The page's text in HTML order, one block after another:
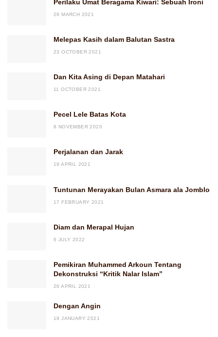
Perilaku Umat Beragama Kiwari: Sebuah Ironi
29 MARCH 2021
Melepas Kasih dalam Balutan Sastra
23 OCTOBER 2021
Dan Kita Asing di Depan Matahari
11 OCTOBER 2021
Pecel Lele Batas Kota
8 NOVEMBER 2020
Perjalanan dan Jarak
19 APRIL 2021
Tuntunan Merayakan Bulan Asmara ala Jomblo
17 FEBRUARY 2021
Diam dan Merapal Hujan
6 JULY 2022
Pemikiran Muhammed Arkoun Tentang
Dekonstruksi “Kritik Nalar Islam”
26 APRIL 2021
Dengan Angin
19 JANUARY 2021